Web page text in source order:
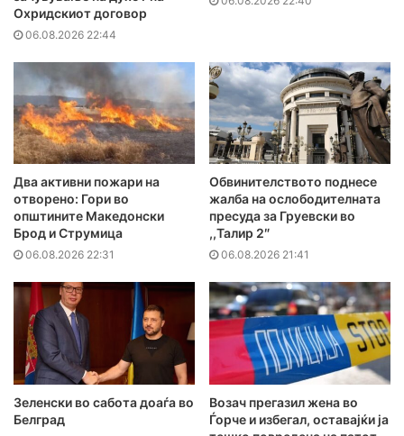
Охридскиот договор
06.08.2026 22:44
Два активни пожари на
отворено: Гори во
општините Македонски
Брод и Струмица
06.08.2026 22:31
Обвинителството поднесе
жалба на ослободителната
пресуда за Груевски во
,,Талир 2″
06.08.2026 21:41
Зеленски во сабота доаѓа во
Белград
Возач прегазил жена во
Ѓорче и избегал, оставајќи ја